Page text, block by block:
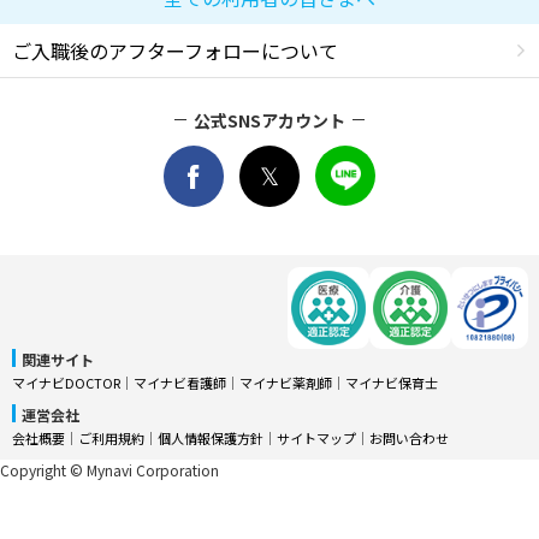
ご入職後のアフターフォローについて
公式SNSアカウント
関連サイト
マイナビDOCTOR │ マイナビ看護師 │ マイナビ薬剤師 │ マイナビ保育士
運営会社
会社概要 │ ご利用規約 │ 個人情報保護方針 │ サイトマップ │ お問い合わせ
Copyright © Mynavi Corporation